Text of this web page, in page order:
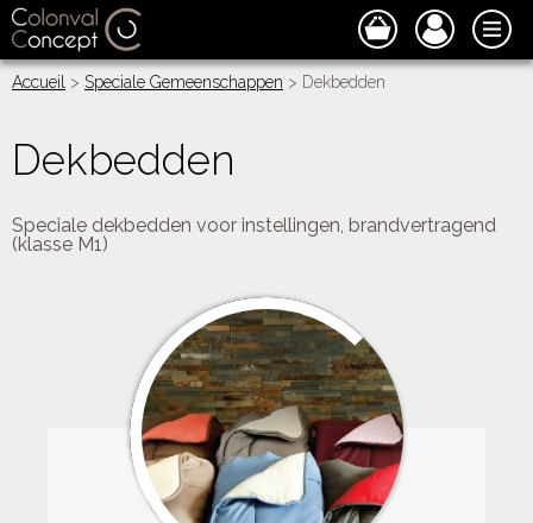
Accueil > Speciale Gemeenschappen > Dekbedden
Dekbedden
Speciale dekbedden voor instellingen, brandvertragend
(klasse M1)